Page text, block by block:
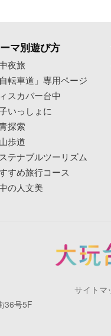
マ別遊び方
夜旅
自転車道」専用ページ
スカバー台中
いっしょに
探索
歩道
テナブルツーリズム
すめ旅行コース
の人文美
36号5F
サイトマ